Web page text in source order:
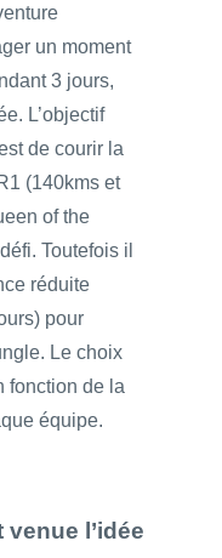
un moment
3 jours,
L’objectif
de courir la
(140kms et
of the
Toutefois il
réduite
pour
Le choix
fonction de la
équipe.
venue l’idée